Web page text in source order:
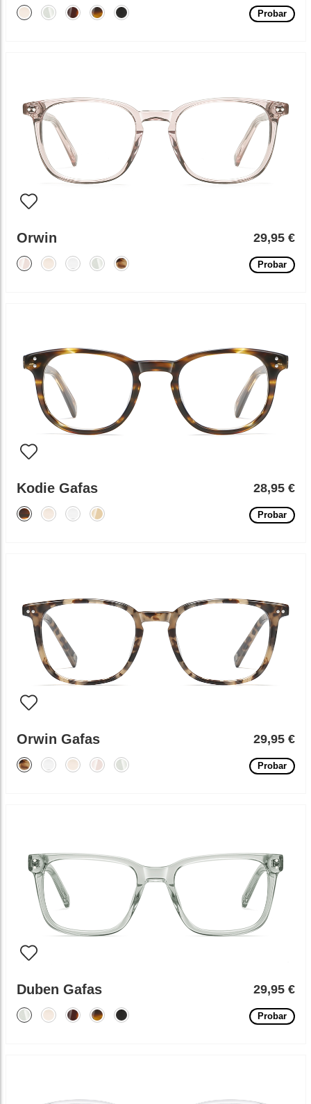
Probar
Orwin 29,95 €
Probar
Kodie Gafas 28,95 €
Probar
Orwin Gafas 29,95 €
Probar
Duben Gafas 29,95 €
Probar